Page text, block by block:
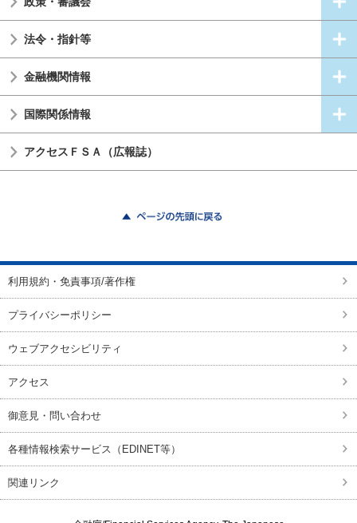
法令・指針等
金融機関情報
国際関係情報
アクセスＦＳＡ（広報誌）
利用規約・免責事項/著作権
プライバシーポリシー
ウェブアクセシビリティ
アクセス
御意見・問い合わせ
各種情報検索サービス（EDINET等）
関連リンク